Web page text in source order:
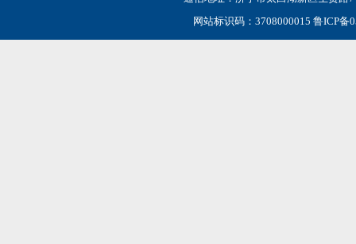
网站标识码：3708000015鲁ICP备